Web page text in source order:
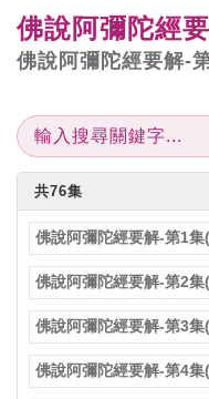
佛說阿彌陀經
佛說阿彌陀經要解-
共76集
佛說阿彌陀經要解-第1集
佛說阿彌陀經要解-第2集
佛說阿彌陀經要解-第3集
佛說阿彌陀經要解-第4集